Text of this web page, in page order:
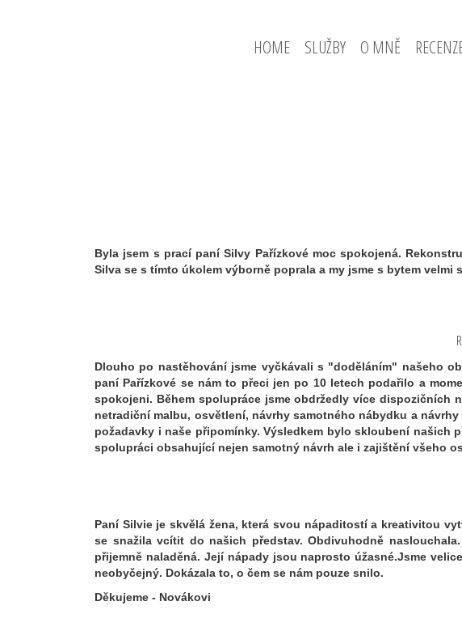
HOME SLUŽBY O MNĚ
Byla jsem s prací paní Silvy Pařízkové moc spokojená.
Silva se s tímto úkolem výborně poprala a my jsme s bytem
Dlouho po nastěhování jsme vyčkávali s "doděláním" našeho
paní Pařízkové se nám to přeci jen po 10 letech podařilo a
spokojeni. Během spolupráce jsme obdržedly více dispozičních
netradiční malbu, osvětlení, návrhy samotného nábydku a
požadavky i naše připomínky. Výsledkem bylo skloubení našich
spolupráci obsahující nejen samotný návrh ale i zajištění všeho
Paní Silvie je skvělá žena, která svou nápaditostí a kreativitou
se snažila vcítit do našich představ. Obdivuhodně
přijemně naladěná. Její nápady jsou naprosto úžasné.Jsme
neobyčejný. Dokázala to, o čem se nám pouze snilo.
Děkujeme - Novákovi